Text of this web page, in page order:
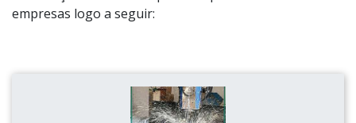
empresas logo a seguir: